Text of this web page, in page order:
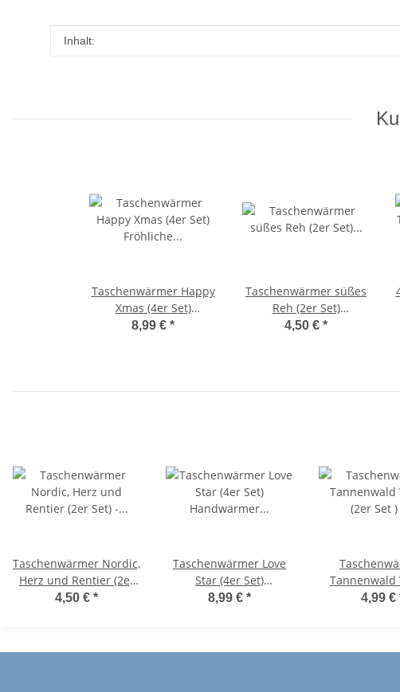
Produkteigenschaft
Wert
Inhalt:
Taschenwärmer Happy
Xmas (4er Set)
Fröhliche Weihnachten
8,99 € *
Taschenwärmer süßes
Reh (2er Set)
Handwärmer
4,50 € *
Taschenwärmer Nordic,
Herz und Rentier (2er
Set) - Wichtelgeschenk,
4,50 € *
Taschenwärmer Love
Star (4er Set)
Handwärmer
8,99 € *
Tannenwald
(2er Set
4,99 €